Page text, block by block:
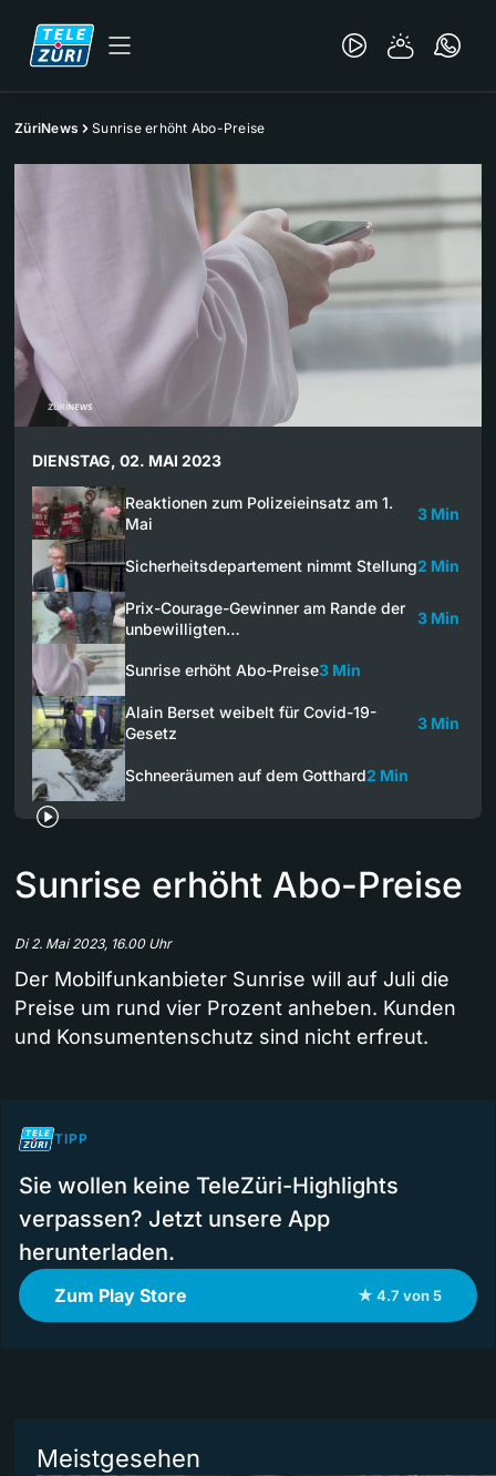
ZüriNews Sunrise erhöht Abo-Preise
DIENSTAG, 02. MAI 2023
Reaktionen zum Polizeieinsatz am 1.
Mai
3 Min
Sicherheitsdepartement nimmt Stellung2 Min
Prix-Courage-Gewinner am Rande der
unbewilligten…
3 Min
Sunrise erhöht Abo-Preise3 Min
Alain Berset weibelt für Covid-19-
Gesetz
3 Min
Schneeräumen auf dem Gotthard2 Min
Sunrise erhöht Abo-Preise
Di 2. Mai 2023, 16.00 Uhr
Der Mobilfunkanbieter Sunrise will auf Juli die
Preise um rund vier Prozent anheben. Kunden
und Konsumentenschutz sind nicht erfreut.
TIPP
Sie wollen keine TeleZüri-Highlights
verpassen? Jetzt unsere App
herunterladen.
Zum Play Store ★ 4.7 von 5
Meistgesehen